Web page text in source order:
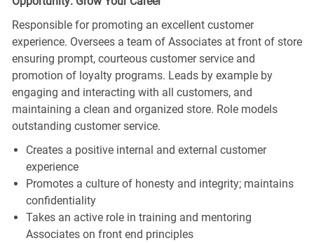
Responsible for promoting an excellent customer
experience. Oversees a team of Associates at front of store
ensuring prompt, courteous customer service and
promotion of loyalty programs. Leads by example by
engaging and interacting with all customers, and
maintaining a clean and organized store. Role models
outstanding customer service.
Creates a positive internal and external customer
experience
Promotes a culture of honesty and integrity; maintains
confidentiality
Takes an active role in training and mentoring
Associates on front end principles